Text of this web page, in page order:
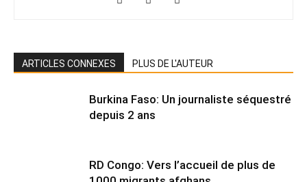
ARTICLES CONNEXES PLUS DE L'AUTEUR
Burkina Faso: Un journaliste séquestré
depuis 2 ans
RD Congo: Vers l’accueil de plus de